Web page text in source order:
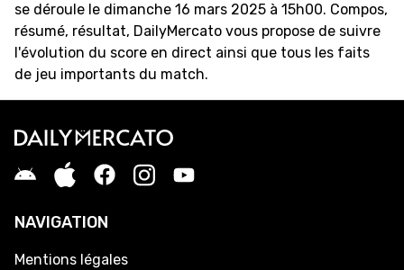
se déroule le dimanche 16 mars 2025 à 15h00. Compos,
résumé, résultat, DailyMercato vous propose de suivre
l'évolution du score en direct ainsi que tous les faits
de jeu importants du match.
NAVIGATION
Mentions légales